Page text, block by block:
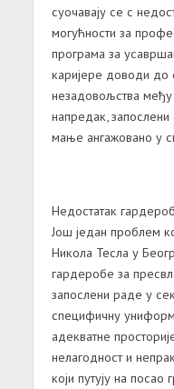
суочавају се с
могућности за
програма за
каријере доводи до
незадовољства
напредак,
мање ангажовано у
Недостатак
Још један проблем
Никола Тесла у
гардеробе за
запослени раде у
специфичну
адекватне
нелагодност и
који путују на